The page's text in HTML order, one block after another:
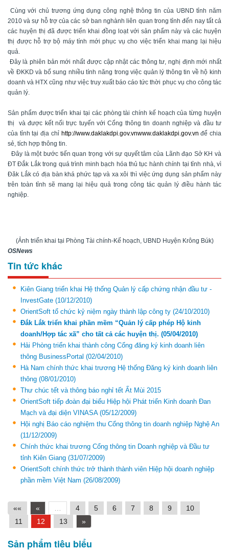
Cùng với chủ trương ứng dụng công nghệ thông tin của UBND tỉnh năm
2010 và sự hỗ trợ của các sở ban nghành liên quan trong tỉnh đến nay tất cả
các huyện thị đã được triển khai đồng loạt với sản phẩm này và các huyện
thị được hỗ trợ bộ máy tính mới phục vụ cho việc triển khai mang lại hiệu
quả.
Đây là phiên bản mới nhất được cập nhật các thông tư, nghị định mới nhất
về ĐKKD và bổ sung nhiều tính năng trong việc quản lý thông tin về hộ kinh
doanh và HTX cũng như việc truy xuất báo cáo tức thời phục vụ cho công tác
quản lý.
Sản phẩm được triển khai tại các phòng tài chính kế hoạch của từng huyện
thị và được kết nối trực tuyến với Cổng thông tin doanh nghiệp và đầu tư
của tỉnh tại địa chỉ http://www.daklakdpi.gov.vnwww.daklakdpi.gov.vn để chia
sẻ, tích hợp thông tin.
Đây là một bước tiến quan trọng với sự quyết tâm của Lãnh đạo Sở KH và
ĐT Đắk Lắk trong quá trình minh bạch hóa thủ tục hành chính tại tỉnh nhà, vì
Đăk Lắk có địa bàn khá phức tạp và xa xôi thì việc ứng dụng sản phẩm này
trên toàn tỉnh sẽ mang lại hiệu quả trong công tác quản lý điều hành tác
nghiệp.
(Ảnh triển khai tại Phòng Tài chính-Kế hoạch, UBND Huyện Krông Búk)
OSNews
Tin tức khác
Kiên Giang triển khai Hệ thống Quản lý cấp chứng nhận đầu tư -
InvestGate (10/12/2010)
OrientSoft tổ chức kỷ niệm ngày thành lập công ty (24/10/2010)
Đắk Lắk triển khai phần mềm “Quản lý cấp phép Hộ kinh
doanh/Hợp tác xã” cho tất cả các huyện thị. (05/04/2010)
Hải Phòng triển khai thành công Cổng đăng ký kinh doanh liên
thông BusinessPortal (02/04/2010)
Hà Nam chính thức khai trương Hệ thống Đăng ký kinh doanh liên
thông (08/01/2010)
Thư chúc tết và thông báo nghỉ tết Ất Mùi 2015
OrientSoft tiếp đoàn đại biểu Hiệp hội Phát triển Kinh doanh Đan
Mạch và đại diện VINASA (05/12/2009)
Hội nghị Báo cáo nghiệm thu Cổng thông tin doanh nghiệp Nghệ An
(11/12/2009)
Chính thức khai trương Cổng thông tin Doanh nghiệp và Đầu tư
tỉnh Kiên Giang (31/07/2009)
OrientSoft chính thức trở thành thành viên Hiệp hội doanh nghiệp
phần mềm Việt Nam (26/08/2009)
«« « 4 5 6 7 8 9
10
11
12 13 »
Sản phẩm tiêu biểu